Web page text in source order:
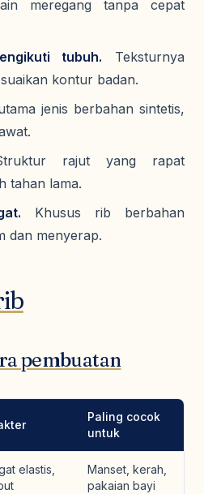
meregang tanpa cepat
tubuh. Teksturnya
kontur badan.
jenis berbahan sintetis,
rajut yang rapat
tahan lama.
Khusus rib berbahan
dan menyerap.
pembuatan
Paling cocok
untuk
elastis,
Manset, kerah,
pakaian bayi